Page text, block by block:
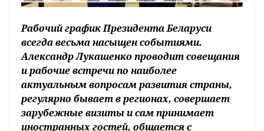
Рабочий график Президента Беларуси
всегда весьма насыщен событиями.
Александр Лукашенко проводит совещания
и рабочие встречи по наиболее
актуальным вопросам развития страны,
регулярно бывает в регионах, совершает
зарубежные визиты и сам принимает
иностранных гостей, общается с